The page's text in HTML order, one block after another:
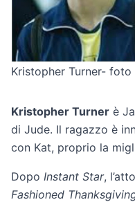
Kristopher Turner-
Kristopher Turner è
di Jude. Il ragazzo è
con Kat, proprio la
Dopo Instant Star,
Fashioned